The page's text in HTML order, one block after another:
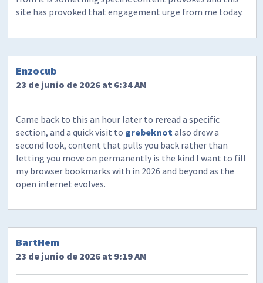
site has provoked that engagement urge from me today.
Enzocub
23 de junio de 2026 at 6:34 AM
Came back to this an hour later to reread a specific
section, and a quick visit to grebeknot also drew a
second look, content that pulls you back rather than
letting you move on permanently is the kind I want to fill
my browser bookmarks with in 2026 and beyond as the
open internet evolves.
BartHem
23 de junio de 2026 at 9:19 AM